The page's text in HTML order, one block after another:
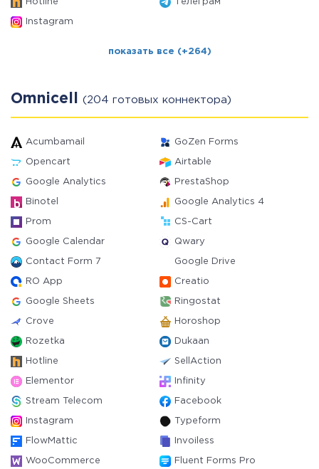
Hotline Телеграм
Instagram
показать все (+264)
Omnicell (204 готовых коннектора)
Acumbamail GoZen Forms
Opencart Airtable
Google Analytics PrestaShop
Binotel Google Analytics 4
Prom CS-Cart
Google Calendar Qwary
Contact Form 7 Google Drive
RO App Creatio
Google Sheets Ringostat
Crove Horoshop
Rozetka Dukaan
Hotline SellAction
Elementor Infinity
Stream Telecom Facebook
Instagram Typeform
FlowMattic Invoiless
WooCommerce Fluent Forms Pro